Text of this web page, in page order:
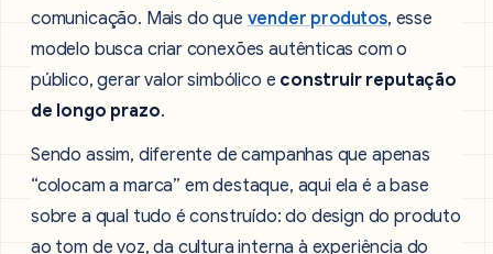
comunicação. Mais do que vender produtos, esse
modelo busca criar conexões autênticas com o
público, gerar valor simbólico e construir reputação
de longo prazo.
Sendo assim, diferente de campanhas que apenas
“colocam a marca” em destaque, aqui ela é a base
sobre a qual tudo é construído: do design do produto
ao tom de voz, da cultura interna à experiência do